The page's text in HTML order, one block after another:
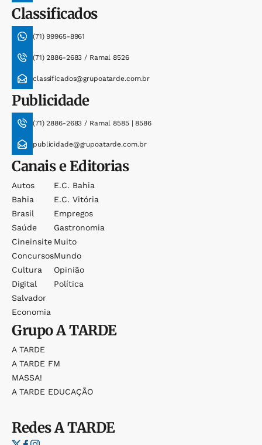
Classificados
(71) 99965-8961
(71) 2886-2683 / Ramal 8526
classificados@grupoatarde.com.br
Publicidade
(71) 2886-2683 / Ramal 8585 | 8586
publicidade@grupoatarde.com.br
Canais e Editorias
Autos
Bahia
Brasil
Saúde
Cineinsite
Concursos
Cultura
Digital
Salvador
Economia
E.c. Bahia
E.c. Vitória
Empregos
Gastronomia
Muito
Mundo
Opinião
Política
GrupoA TARDE
A TARDE
A TARDE FM
MASSA!
A TARDE EDUCAÇÃO
RedesA TARDE